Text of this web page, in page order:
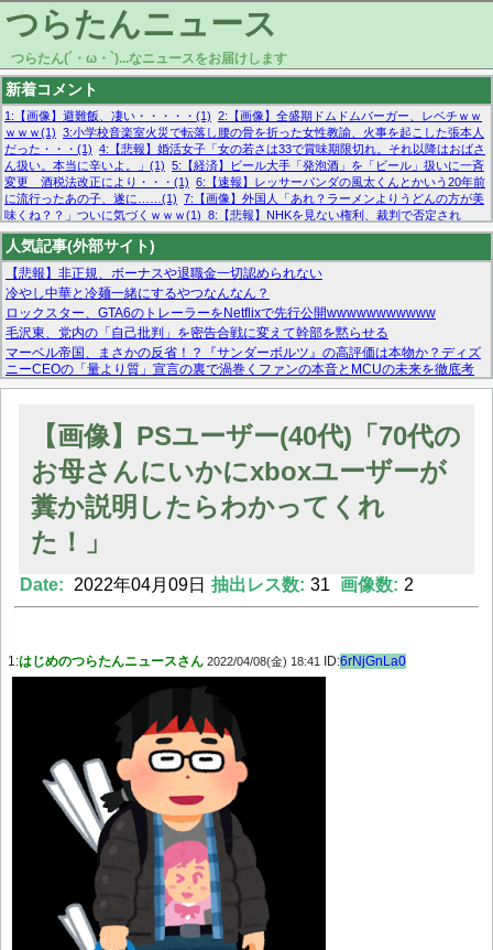
つらたんニュース
つらたん(´・ω・`)...なニュースをお届けします
新着コメント
1:【画像】避難飯、凄い・・・・・(1) 2:【画像】全盛期ドムドムバーガー、レベチｗｗ
ｗｗｗ(1) 3:小学校音楽室火災で転落し腰の骨を折った女性教諭、火事を起こした張本人
だった・・・(1) 4:【悲報】婚活女子「女の若さは33で賞味期限切れ。それ以降はおばさ
ん扱い。本当に辛いよ。」(1) 5:【経済】ビール大手「発泡酒」を「ビール」扱いに一斉
変更 酒税法改正により・・・(1) 6:【速報】レッサーパンダの風太くんとかいう20年前
に流行ったあの子、遂に……(1) 7:【画像】外国人「あれ？ラーメンよりうどんの方が美
味くね？？」ついに気づくｗｗｗ(1) 8:【悲報】NHKを見ない権利、裁判で否定され
る・・・(1) 9:欧州委員長「原発縮小は間違いでした」(1) 10:【悲報】日本企業の人手不
足、限界突破 52%「正社員も足りてません…」(1)
人気記事(外部サイト)
【悲報】非正規、ボーナスや退職金一切認められない
冷やし中華と冷麺一緒にするやつなんなん？
ロックスター、GTA6のトレーラーをNetflixで先行公開wwwwwwwwwww
毛沢東、党内の「自己批判」を密告合戦に変えて幹部を黙らせる
マーベル帝国、まさかの反省！？『サンダーボルツ』の高評価は本物か？ディズ
ニーCEOの「量より質」宣言の裏で渦巻くファンの本音とMCUの未来を徹底考
察！
【画像あり】FacebookとかTwitterで拾ったエロ画像貼ってくよ
Powered by livedoor 相互RSS
【画像】PSユーザー(40代)「70代の
お母さんにいかにxboxユーザーが
糞か説明したらわかってくれ
た！」
Date: 2022年04月09日 抽出レス数: 31 画像数: 2
1:はじめのつらたんニュースさん 2022/04/08(金) 18:41 ID:6rNjGnLa0